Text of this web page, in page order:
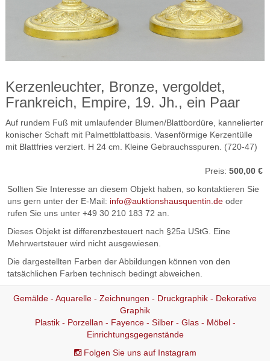
Kerzenleuchter, Bronze, vergoldet,
Frankreich, Empire, 19. Jh., ein Paar
Auf rundem Fuß mit umlaufender Blumen/Blattbordüre, kannelierter
konischer Schaft mit Palmettblattbasis. Vasenförmige Kerzentülle
mit Blattfries verziert. H 24 cm. Kleine Gebrauchsspuren. (720-47)
Preis: 500,00 €
Sollten Sie Interesse an diesem Objekt haben, so kontaktieren Sie
uns gern unter der E-Mail: info@auktionshausquentin.de oder
rufen Sie uns unter +49 30 210 183 72 an.
Dieses Objekt ist differenzbesteuert nach §25a UStG. Eine
Mehrwertsteuer wird nicht ausgewiesen.
Die dargestellten Farben der Abbildungen können von den
tatsächlichen Farben technisch bedingt abweichen.
Gemälde - Aquarelle - Zeichnungen - Druckgraphik - Dekorative
Graphik
Plastik - Porzellan - Fayence - Silber - Glas - Möbel -
Einrichtungsgegenstände
Folgen Sie uns auf Instagram